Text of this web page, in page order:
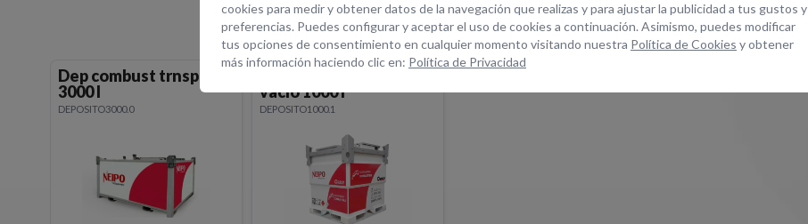
Dep combust trnsp
3000 l
DEPOSITO3000.0
vacío 1000 l
DEPOSITO1000.1
cookies para medir y obtener datos de la navegación que realizas y para ajustar la publicidad a tus gustos y
preferencias. Puedes configurar y aceptar el uso de cookies a continuación. Asimismo, puedes modificar
tus opciones de consentimiento en cualquier momento visitando nuestra Política de Cookies y obtener
más información haciendo clic en: Política de Privacidad